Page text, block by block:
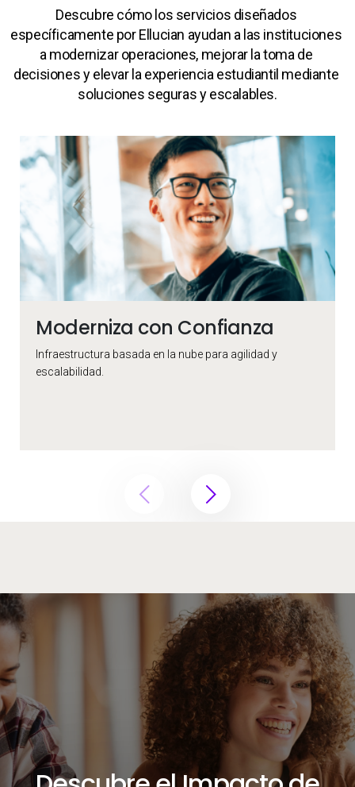
Descubre cómo los servicios diseñados
específicamente por Ellucian ayudan a las instituciones
a modernizar operaciones, mejorar la toma de
decisiones y elevar la experiencia estudiantil mediante
soluciones seguras y escalables.
Collection of rollover cards
Moderniza con Confianza
Infraestructura basada en la nube para agilidad y
escalabilidad.